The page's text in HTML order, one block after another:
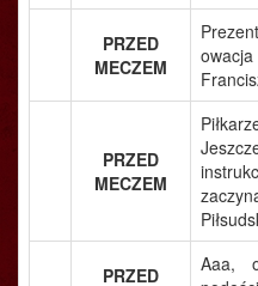
PRZED
MECZEM
PRZED
MECZEM
PRZED
Aaa,